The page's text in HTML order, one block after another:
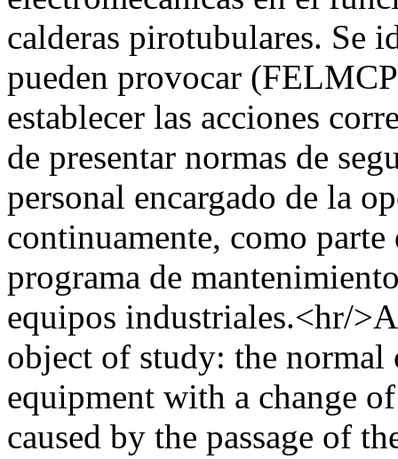
calderas pirotubulares. Se
pueden provocar
establecer las acciones
de presentar normas de
personal encargado de la
continuamente, como
programa de
equipos industriales.<hr/
object of study: the normal
equipment with a change
caused by the passage of